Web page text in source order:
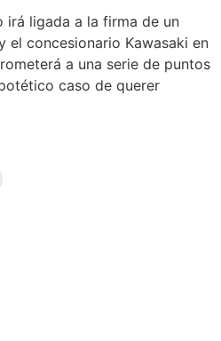
irá ligada a la firma de un
el concesionario Kawasaki en
a una serie de puntos
caso de querer